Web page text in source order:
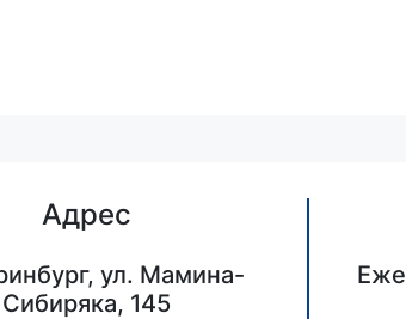
Адрес
ул. Мамина-
Сибиряка, 145